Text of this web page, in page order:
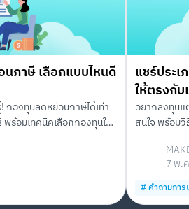
ภาษี เลือกแบบไหนดี
กองทุนลดหย่อนภาษีได้เท่า
ร้อมเทคนิคเลือกกองทุนให้
แชร์ประเ
ให้ตรงกับ
อยากลงทุนแ
สนใจ พร้อม
7 พ.
#คำถามกา